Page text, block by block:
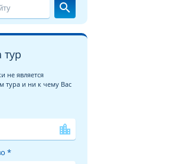
search
тур
не является
тура и ни к чему Вас
location_city
*